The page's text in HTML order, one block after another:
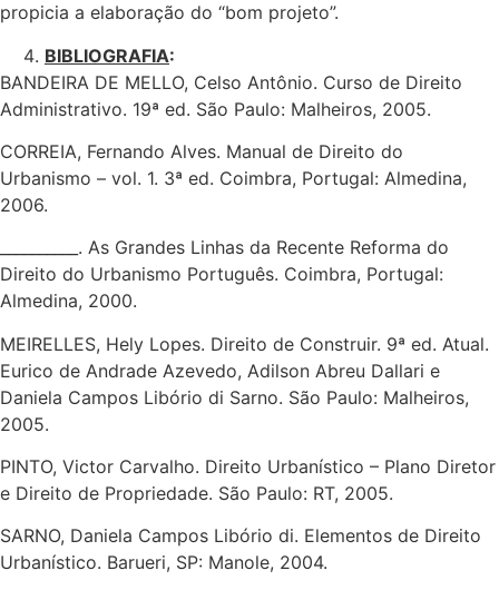
propicia a elaboração do “bom projeto”.
BIBLIOGRAFIA:
BANDEIRA DE MELLO, Celso Antônio. Curso de Direito
Administrativo. 19ª ed. São Paulo: Malheiros, 2005.
CORREIA, Fernando Alves. Manual de Direito do
Urbanismo – vol. 1. 3ª ed. Coimbra, Portugal: Almedina,
2006.
__________. As Grandes Linhas da Recente Reforma do
Direito do Urbanismo Português. Coimbra, Portugal:
Almedina, 2000.
MEIRELLES, Hely Lopes. Direito de Construir. 9ª ed. Atual.
Eurico de Andrade Azevedo, Adilson Abreu Dallari e
Daniela Campos Libório di Sarno. São Paulo: Malheiros,
2005.
PINTO, Victor Carvalho. Direito Urbanístico – Plano Diretor
e Direito de Propriedade. São Paulo: RT, 2005.
SARNO, Daniela Campos Libório di. Elementos de Direito
Urbanístico. Barueri, SP: Manole, 2004.